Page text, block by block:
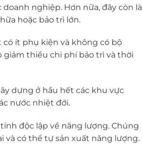
nghiệp. Hơn nữa, đây còn là
hoặc bảo trì lớn.
ít phụ kiện và không có bộ
thiểu chi phí bảo trì và thời
dựng ở hầu hết các khu vực
nước nhiệt đới.
độc lập về năng lượng. Chúng
và có thể tự sản xuất năng lượng.